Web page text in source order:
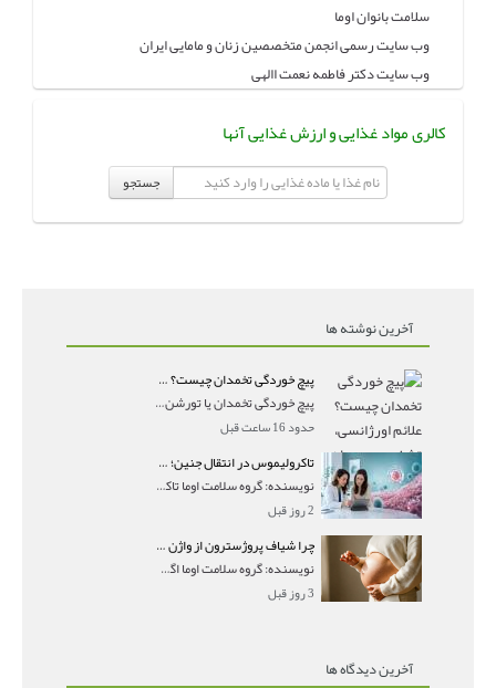
سلامت بانوان اوما
وب سایت رسمی انجمن متخصصین زنان و مامایی ایران
وب سایت دکتر فاطمه نعمت االهی
کالری مواد غذایی و ارزش غذایی آنها
جستجو
آخرین نوشته ها
پیچ خوردگی تخمدان چیست؟ علائم اورژانسی، تشخیص و درمان تورشن تخمدان
پیچ خوردگی تخمدان یا تورشن تخمدان زمانی رخ می‌ده
حدود 16 ساعت قبل
تاکرولیموس در انتقال جنین؛ آیا شانس لانه‌گزینی را افزایش می‌دهد؟
نویسنده: گروه سلامت اوما تاکرولیموس در انتقال جنین
2 روز قبل
چرا شیاف پروژسترون از واژن بیرون می‌ریزد؟ میزان جذب و زمان صحیح مصرف
نویسنده: گروه سلامت اوما اگر بعد از گذاشتن شیاف پر
3 روز قبل
آخرین دیدگاه ها